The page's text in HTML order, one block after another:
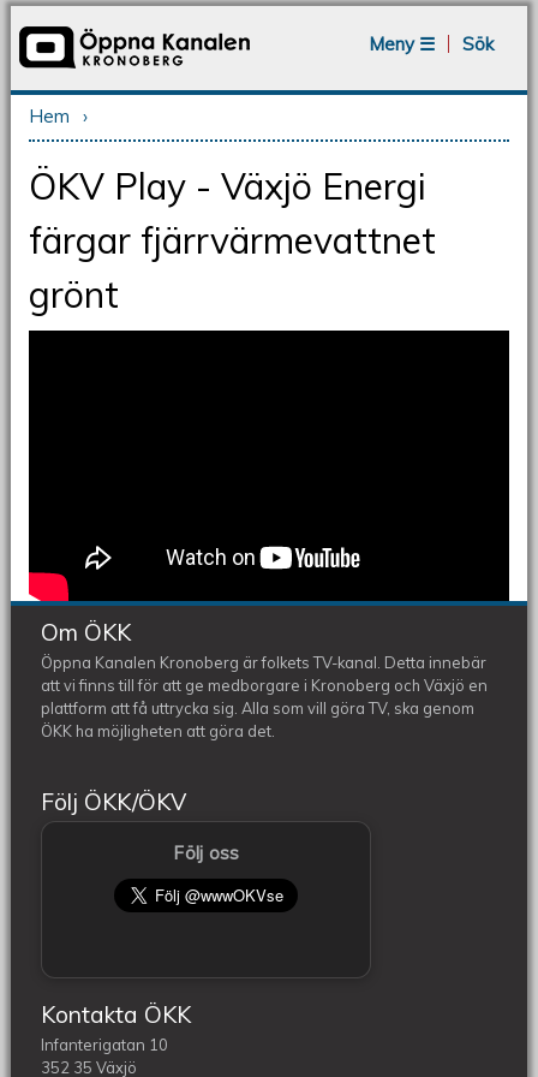
Meny ☰
Sök
Du är här
Hem ›
ÖKV Play - Växjö Energi
färgar fjärrvärmevattnet
grönt
Om ÖKK
Öppna Kanalen Kronoberg är folkets TV-kanal. Detta innebär
att vi finns till för att ge medborgare i Kronoberg och Växjö en
plattform att få uttrycka sig. Alla som vill göra TV, ska genom
ÖKK ha möjligheten att göra det.
Följ ÖKK/ÖKV
Följ oss
Kontakta ÖKK
Infanterigatan 10
352 35 Växjö